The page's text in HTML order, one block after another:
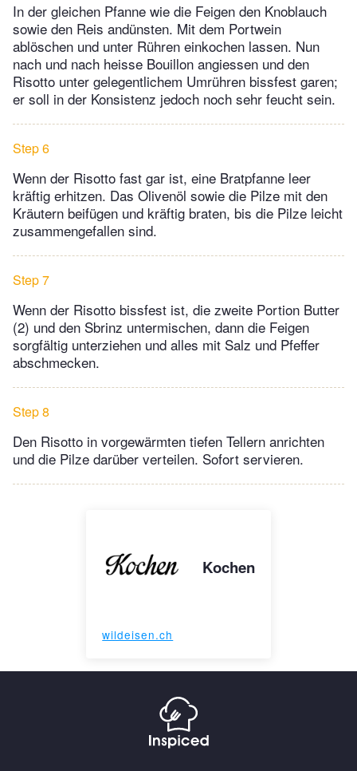
In der gleichen Pfanne wie die Feigen den Knoblauch
sowie den Reis andünsten. Mit dem Portwein
ablöschen und unter Rühren einkochen lassen. Nun
nach und nach heisse Bouillon angiessen und den
Risotto unter gelegentlichem Umrühren bissfest garen;
er soll in der Konsistenz jedoch noch sehr feucht sein.
Step 6
Wenn der Risotto fast gar ist, eine Bratpfanne leer
kräftig erhitzen. Das Olivenöl sowie die Pilze mit den
Kräutern beifügen und kräftig braten, bis die Pilze leicht
zusammengefallen sind.
Step 7
Wenn der Risotto bissfest ist, die zweite Portion Butter
(2) und den Sbrinz untermischen, dann die Feigen
sorgfältig unterziehen und alles mit Salz und Pfeffer
abschmecken.
Step 8
Den Risotto in vorgewärmten tiefen Tellern anrichten
und die Pilze darüber verteilen. Sofort servieren.
Kochen
wildeisen.ch